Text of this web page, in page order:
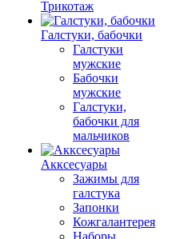
Трикотаж
Галстуки, бабочки
Галстуки
мужские
Бабочки
мужские
Галстуки,
бабочки для
мальчиков
Акксесуары
Зажимы для
галстука
Запонки
Кожгалантерея
Наборы